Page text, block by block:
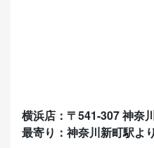
横浜店：〒541-307 神奈
最寄り：神奈川新町駅よ